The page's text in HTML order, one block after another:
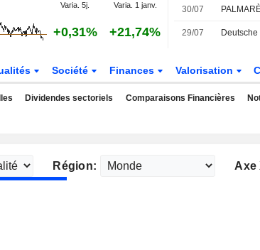
Varia. 5j. Varia. 1 janv.
+0,31% +21,74%
30/07
29/07
Société Finances Valorisation
Dividendes sectoriels Comparaisons Financières
Région: Axe